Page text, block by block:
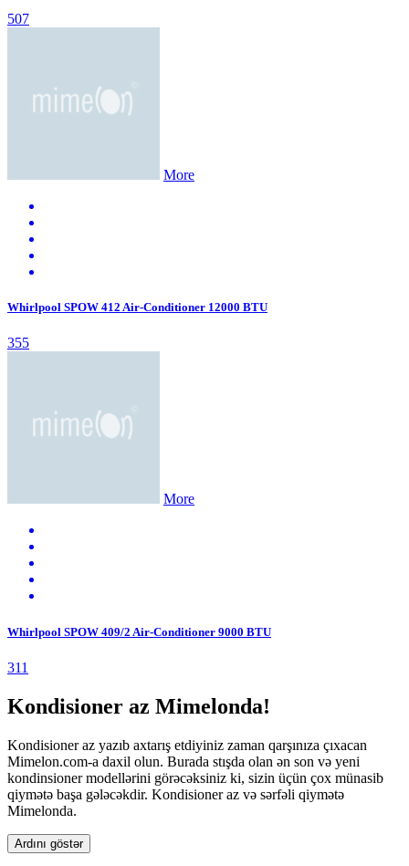
507
More
Whirlpool SPOW 412 Air-Conditioner 12000 BTU
355
More
Whirlpool SPOW 409/2 Air-Conditioner 9000 BTU
311
Kondisioner az Mimelonda!
Kondisioner az yazıb axtarış etdiyiniz zaman qarşınıza çıxacan
Mimelon.com-a daxil olun. Burada stışda olan ən son və yeni
kondinsioner modellərini görəcəksiniz ki, sizin üçün çox münasib
qiymətə başa gələcəkdir. Kondisioner az və sərfəli qiymətə
Mimelonda.
Ardını göstər